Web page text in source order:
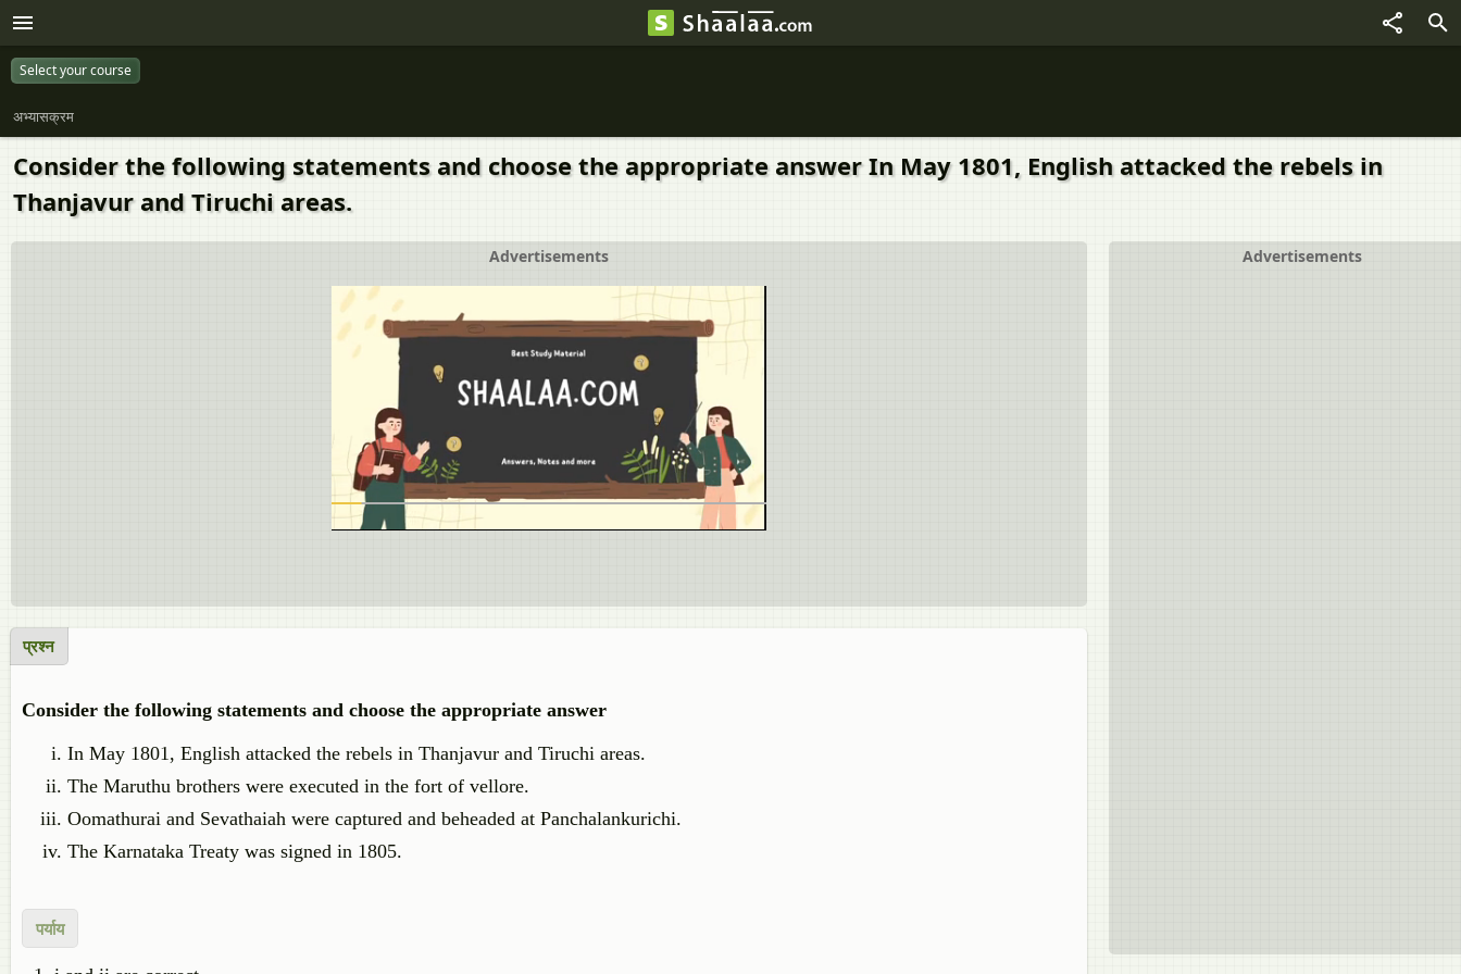
Select your course
अभ्यासक्रम
Consider the following statements and choose the appropriate answer In May 1801, English attacked the rebels in
Thanjavur and Tiruchi areas.
Advertisements
Advertisements
प्रश्न
Consider the following statements and choose the appropriate answer
In May 1801, English attacked the rebels in Thanjavur and Tiruchi areas.
The Maruthu brothers were executed in the fort of vellore.
Oomathurai and Sevathaiah were captured and beheaded at Panchalankurichi.
The Karnataka Treaty was signed in 1805.
पर्याय